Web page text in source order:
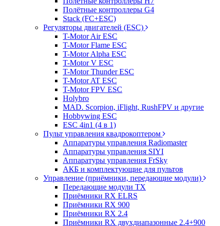
Полётные контроллеры G4
Stack (FC+ESC)
Регуляторы двигателей (ESC)
T-Motor Air ESC
T-Motor Flame ESC
T-Motor Alpha ESC
T-Motor V ESC
T-Motor Thunder ESC
T-Motor AT ESC
T-Motor FPV ESC
Holybro
MAD. Scorpion, iFlight, RushFPV и другие
Hobbywing ESC
ESC 4in1 (4 в 1)
Пульт управления квадрокоптером
Аппаратуры управления Radiomaster
Аппаратуры управления SIYI
Аппаратуры управления FrSky
АКБ и комплектующие для пультов
Управление (приёмники, передающие модули)
Передающие модули TX
Приёмники RX ELRS
Приёмники RX 900
Приёмники RX 2.4
Приёмники RX двухдиапазонные 2.4+900